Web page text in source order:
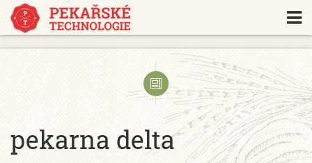
https://www.traditionrolex.com/18
pekarna delta